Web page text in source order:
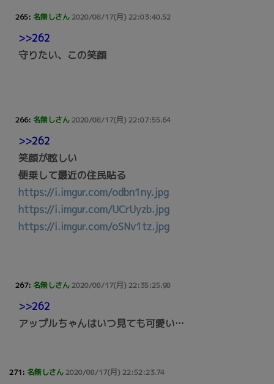
265: 名無しさん2020/08/17(月) 22:03:40.52
>>262
守りたい、この笑顔
266: 名無しさん2020/08/17(月) 22:07:55.64
>>262
笑顔が眩しい
便乗して最近の住民貼る
https://i.imgur.com/odbn1ny.jpg
https://i.imgur.com/UCrUyzb.jpg
https://i.imgur.com/oSNv1tz.jpg
267: 名無しさん2020/08/17(月) 22:35:25.98
>>262
アップルちゃんはいつ見ても可愛い…
271: 名無しさん2020/08/17(月) 22:52:23.74